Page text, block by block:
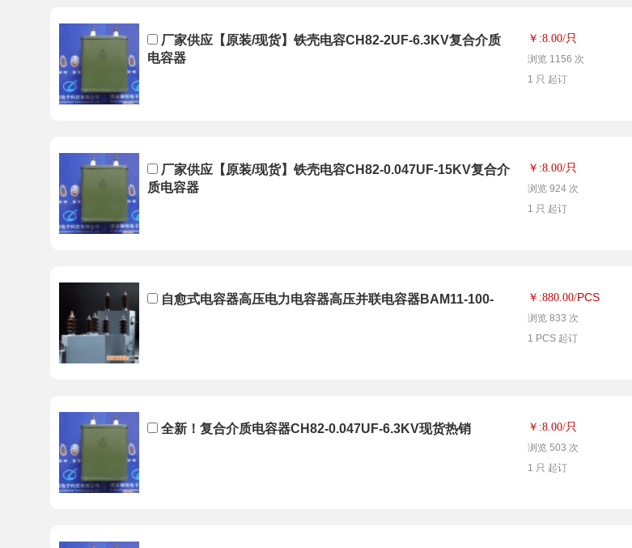
厂家供应【原装/现货】铁壳电容CH82-2UF-6.3KV复合介质
电容器
￥:8.00/只
浏览 1156 次
1 只 起订
厂家供应【原装/现货】铁壳电容CH82-0.047UF-15KV复合介
质电容器
￥:8.00/只
浏览 924 次
1 只 起订
自愈式电容器高压电力电容器高压并联电容器BAM11-100- ￥:880.00/PCS
浏览 833 次
1 PCS 起订
全新！复合介质电容器CH82-0.047UF-6.3KV现货热销 ￥:8.00/只
浏览 503 次
1 只 起订